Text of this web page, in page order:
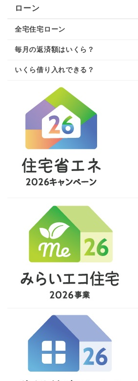
ローン
全宅住宅ローン
毎月の返済額はいくら？
いくら借り入れできる？